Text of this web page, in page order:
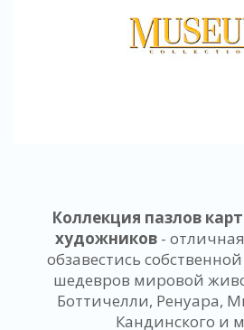
Коллекция пазлов
художников -
обзавестись
шедевров мировой
Боттичелли, Ренуара,
Кандинского и